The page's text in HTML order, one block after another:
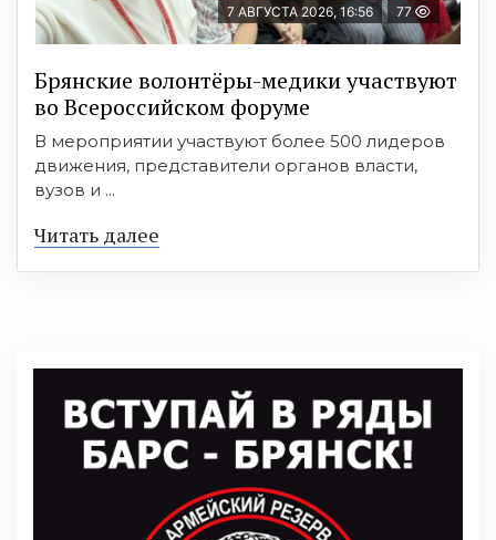
7 АВГУСТА 2026, 16:56 77
Брянские волонтёры-медики участвуют
во Всероссийском форуме
В мероприятии участвуют более 500 лидеров
движения, представители органов власти,
вузов и ...
Читать далее